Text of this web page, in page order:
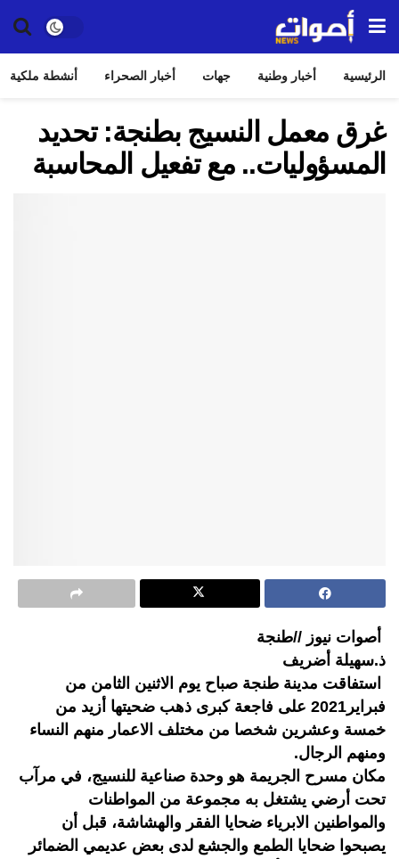
الرئيسية أخبار وطنية جهات أخبار الصحراء أنشطة ملكية
غرق معمل النسيج بطنجة: تحديد
المسؤوليات.. مع تفعيل المحاسبة
أصوات نيوز //طنجة
ذ.سهيلة أضريف
استفاقت مدينة طنجة صباح يوم الاثنين الثامن من
فبراير2021 على فاجعة كبرى ذهب ضحيتها أزيد من
خمسة وعشرين شخصا من مختلف الاعمار منهم النساء
ومنهم الرجال.
مكان مسرح الجريمة هو وحدة صناعية للنسيج، في مرآب
تحت أرضي يشتغل به مجموعة من المواطنات
والمواطنين الابرياء ضحايا الفقر والهشاشة، قبل أن
يصبحوا ضحايا الطمع والجشع لدى بعض عديمي الضمائر